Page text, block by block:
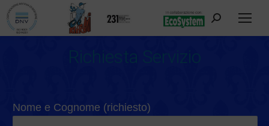
Cerca:
Richiesta Servizio
Tu sei qui:
Nome e Cognome (richiesto)